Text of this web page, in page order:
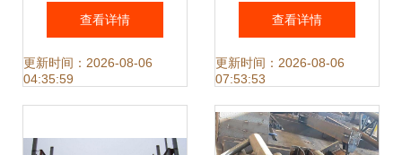
钢结构件打造大国
工程与服务典范
查看详情
更新时间：2026-08-06
04:35:59
的问题分析
查看详情
更新时间：2026-08-06
07:53:53